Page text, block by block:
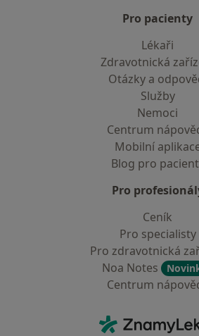
Pro pacienty
Lékaři
Zdravotnická
Otázky a
Služby
Nemoci
Centrum
Mobilní
Blog pro
Pro
Ceník
Pro specialisty
Pro zdravotnická
Noa Notes
Centrum